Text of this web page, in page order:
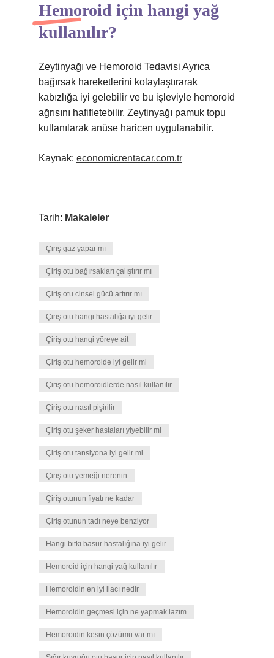
Hemoroid için hangi yağ
kullanılır?
Zeytinyağı ve Hemoroid Tedavisi Ayrıca
bağırsak hareketlerini kolaylaştırarak
kabızlığa iyi gelebilir ve bu işleviyle hemoroid
ağrısını hafifletebilir. Zeytinyağı pamuk topu
kullanılarak anüse haricen uygulanabilir.
Kaynak: economicrentacar.com.tr
Tarih: Makaleler
Çiriş gaz yapar mı
Çiriş otu bağırsakları çalıştırır mı
Çiriş otu cinsel gücü artırır mı
Çiriş otu hangi hastalığa iyi gelir
Çiriş otu hangi yöreye ait
Çiriş otu hemoroide iyi gelir mi
Çiriş otu hemoroidlerde nasıl kullanılır
Çiriş otu nasıl pişirilir
Çiriş otu şeker hastaları yiyebilir mi
Çiriş otu tansiyona iyi gelir mi
Çiriş otu yemeği nerenin
Çiriş otunun fiyatı ne kadar
Çiriş otunun tadı neye benziyor
Hangi bitki basur hastalığına iyi gelir
Hemoroid için hangi yağ kullanılır
Hemoroidin en iyi ilacı nedir
Hemoroidin geçmesi için ne yapmak lazım
Hemoroidin kesin çözümü var mı